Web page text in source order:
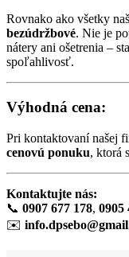
Rovnako ako všetky
bezúdržbové. Nie je
nátery ani ošetrenia –
spoľahlivosť.
Výhodná cena:
Pri kontaktovaní našej
cenovú ponuku, ktorá
Kontaktujte nás:
📞 0907 677 178, 0905
✉️